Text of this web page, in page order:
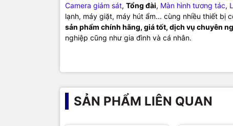
Camera giám sát, Tổng đài, Màn hình tương tác,
lạnh, máy giặt, máy hút ẩm... cùng nhiều thiết bị
sản phẩm chính hãng, giá tốt, dịch vụ chuyên
nghiệp cũng như gia đình và cá nhân.
SẢN PHẨM LIÊN QUAN